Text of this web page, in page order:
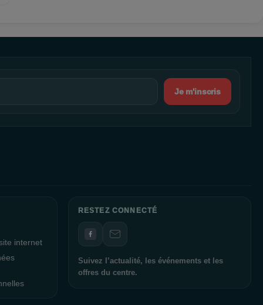
Je m'inscris
internet
RESTEZ CONNECTÉ
Suivez l’actualité, les événements et les
offres du centre.